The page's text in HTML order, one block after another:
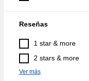
Reseñas
1 star & more
2 stars & more
Ver más